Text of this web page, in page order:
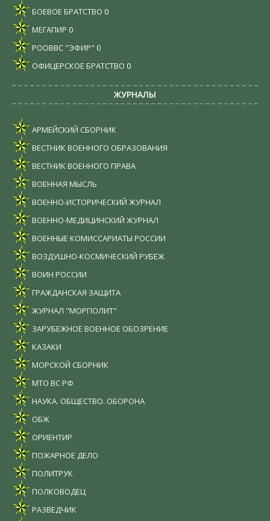
БОЕВОЕ БРАТСТВО 0
МЕГАПИР 0
РООВВС "ЭФИР" 0
ОФИЦЕРСКОЕ БРАТСТВО 0
ЖУРНАЛЫ
АРМЕЙСКИЙ СБОРНИК
ВЕСТНИК ВОЕННОГО ОБРАЗОВАНИЯ
ВЕСТНИК ВОЕННОГО ПРАВА
ВОЕННАЯ МЫСЛЬ
ВОЕННО-ИСТОРИЧЕСКИЙ ЖУРНАЛ
ВОЕННО-МЕДИЦИНСКИЙ ЖУРНАЛ
ВОЕННЫЕ КОМИССАРИАТЫ РОССИИ
ВОЗДУШНО-КОСМИЧЕСКИЙ РУБЕЖ
ВОИН РОССИИ
ГРАЖДАНСКАЯ ЗАЩИТА
ЖУРНАЛ "МОРПОЛИТ"
ЗАРУБЕЖНОЕ ВОЕННОЕ ОБОЗРЕНИЕ
КАЗАКИ
МОРСКОЙ СБОРНИК
МТО ВС РФ
НАУКА. ОБЩЕСТВО. ОБОРОНА
ОБЖ
ОРИЕНТИР
ПОЖАРНОЕ ДЕЛО
ПОЛИТРУК
ПОЛКОВОДЕЦ
РАЗВЕДЧИК